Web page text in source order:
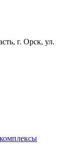
г. Орск, ул.